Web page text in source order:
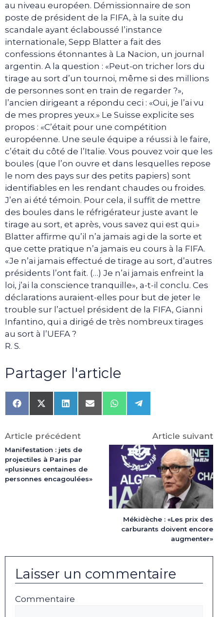
au niveau européen. Démissionnaire de son
poste de président de la FIFA, à la suite du
scandale ayant éclaboussé l’instance
internationale, Sepp Blatter a fait des
confessions étonnantes à La Nacion, un journal
argentin. A la question : «Peut-on tricher lors du
tirage au sort d’un tournoi, même si des millions
de personnes sont en train de regarder ?»,
l’ancien dirigeant a répondu ceci : «Oui, je l’ai vu
de mes propres yeux.» Le Suisse explicite ses
propos : «C’était pour une compétition
européenne. Une seule équipe a réussi à le faire,
c’était du côté de l’Italie. Vous pouvez voir que les
boules (que l’on ouvre et dans lesquelles repose
le nom des pays sur des petits papiers) sont
identifiables en les rendant chaudes ou froides.
J’en ai été témoin. Pour cela, il suffit de mettre
des boules dans le réfrigérateur juste avant le
tirage au sort, et après, vous savez qui est qui.»
Blatter affirme qu’il n’a jamais agi de la sorte et
que cette pratique n’a jamais eu cours à la FIFA.
«Je n’ai jamais effectué de tirage au sort, d’autres
présidents l’ont fait. (…) Je n’ai jamais enfreint la
loi, j’ai la conscience tranquille», a-t-il conclu. Ces
déclarations auraient-elles pour but de jeter le
trouble sur l’actuel président de la FIFA, Gianni
Infantino, qui a dirigé de très nombreux tirages
au sort à l’UEFA ?
R. S.
Partager l'article
Share
on
Share
on
(Twitter)
Share
on
Share
on
Share
on
Share
on
Article précédent
Manifestation : jets de
projectiles à Paris par
«plusieurs centaines de
personnes encagoulées»
Article suivant
Mékidèche : «Les prix des
carburants doivent encore
augmenter»
Laisser un commentaire
Commentaire